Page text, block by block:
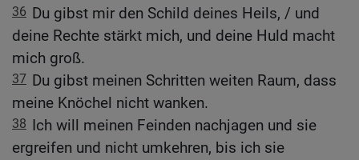
36 Du gibst mir den Schild deines Heils, / und
deine Rechte stärkt mich, und deine Huld macht
mich groß.
37 Du gibst meinen Schritten weiten Raum, dass
meine Knöchel nicht wanken.
38 Ich will meinen Feinden nachjagen und sie
ergreifen und nicht umkehren, bis ich sie